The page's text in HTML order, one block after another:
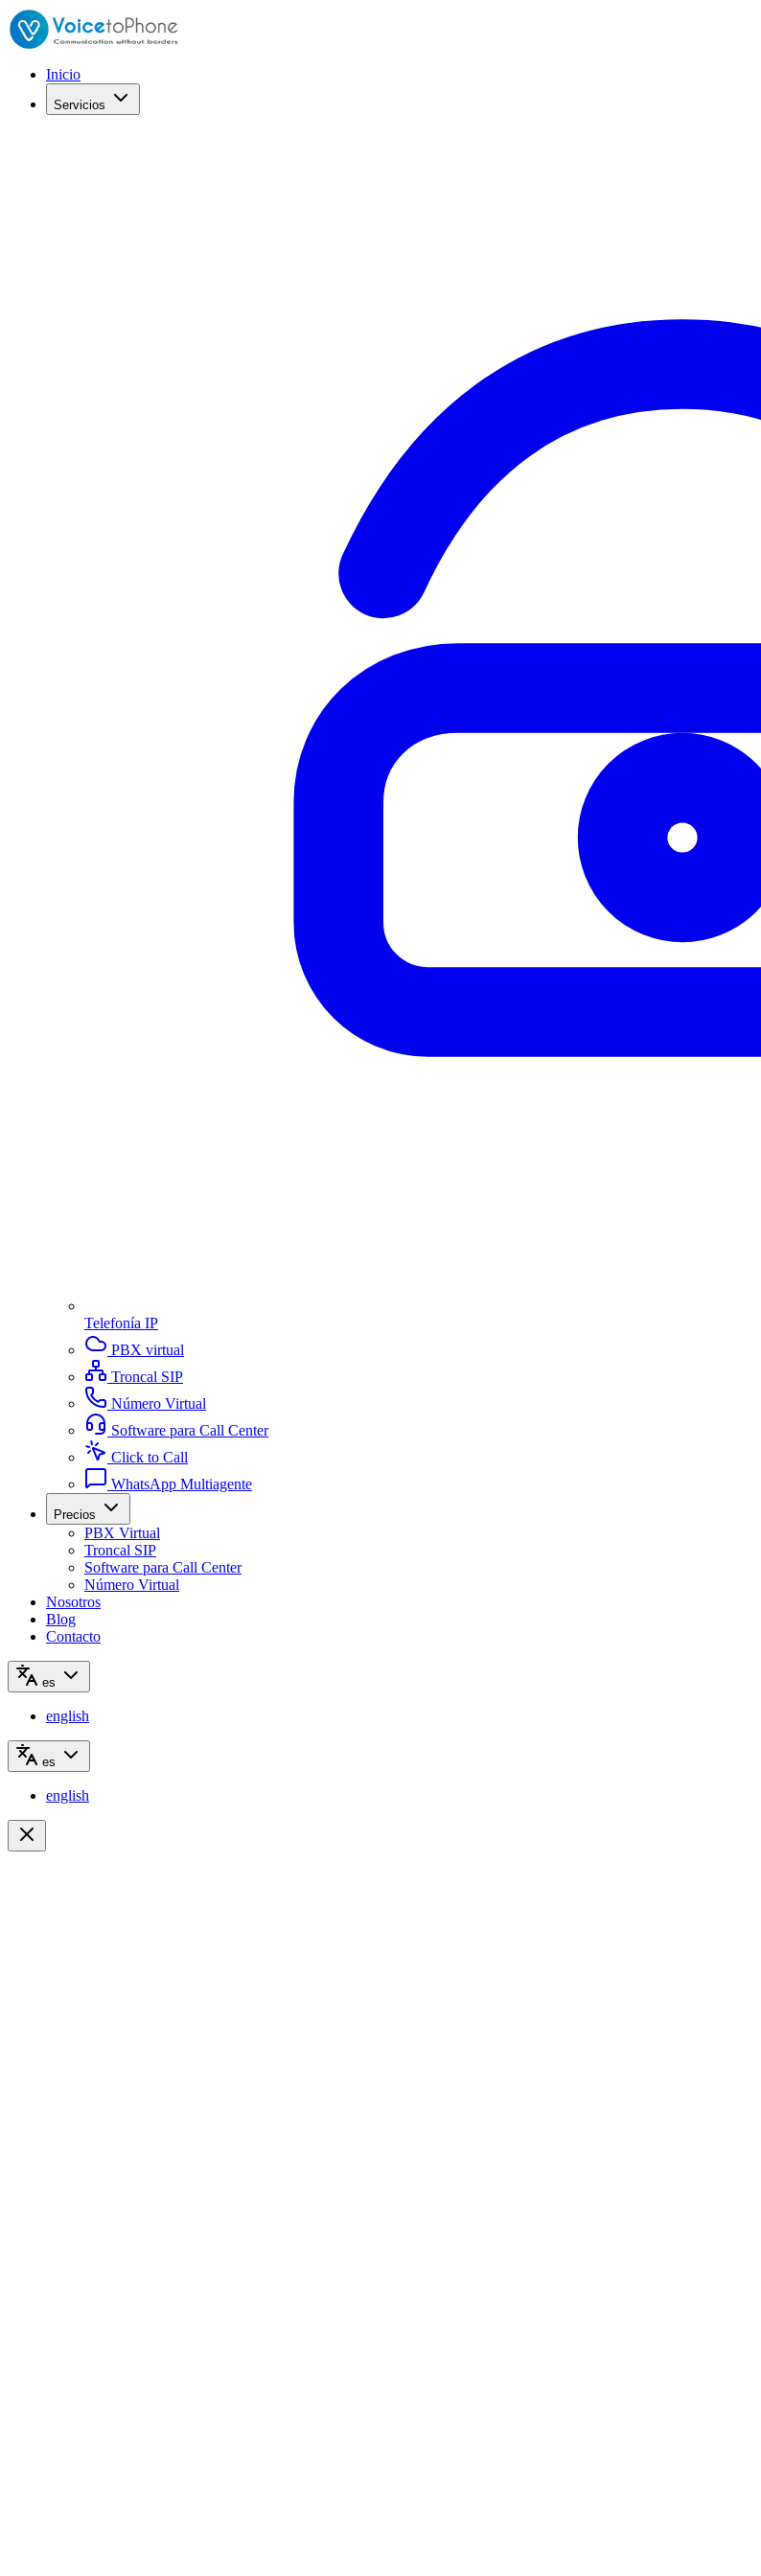
Inicio
Servicios
Telefonía IP
PBX virtual
Troncal SIP
Número Virtual
Software para Call Center
Click to Call
WhatsApp Multiagente
Precios
PBX Virtual
Troncal SIP
Software para Call Center
Número Virtual
Nosotros
Blog
Contacto
es
english
es
english